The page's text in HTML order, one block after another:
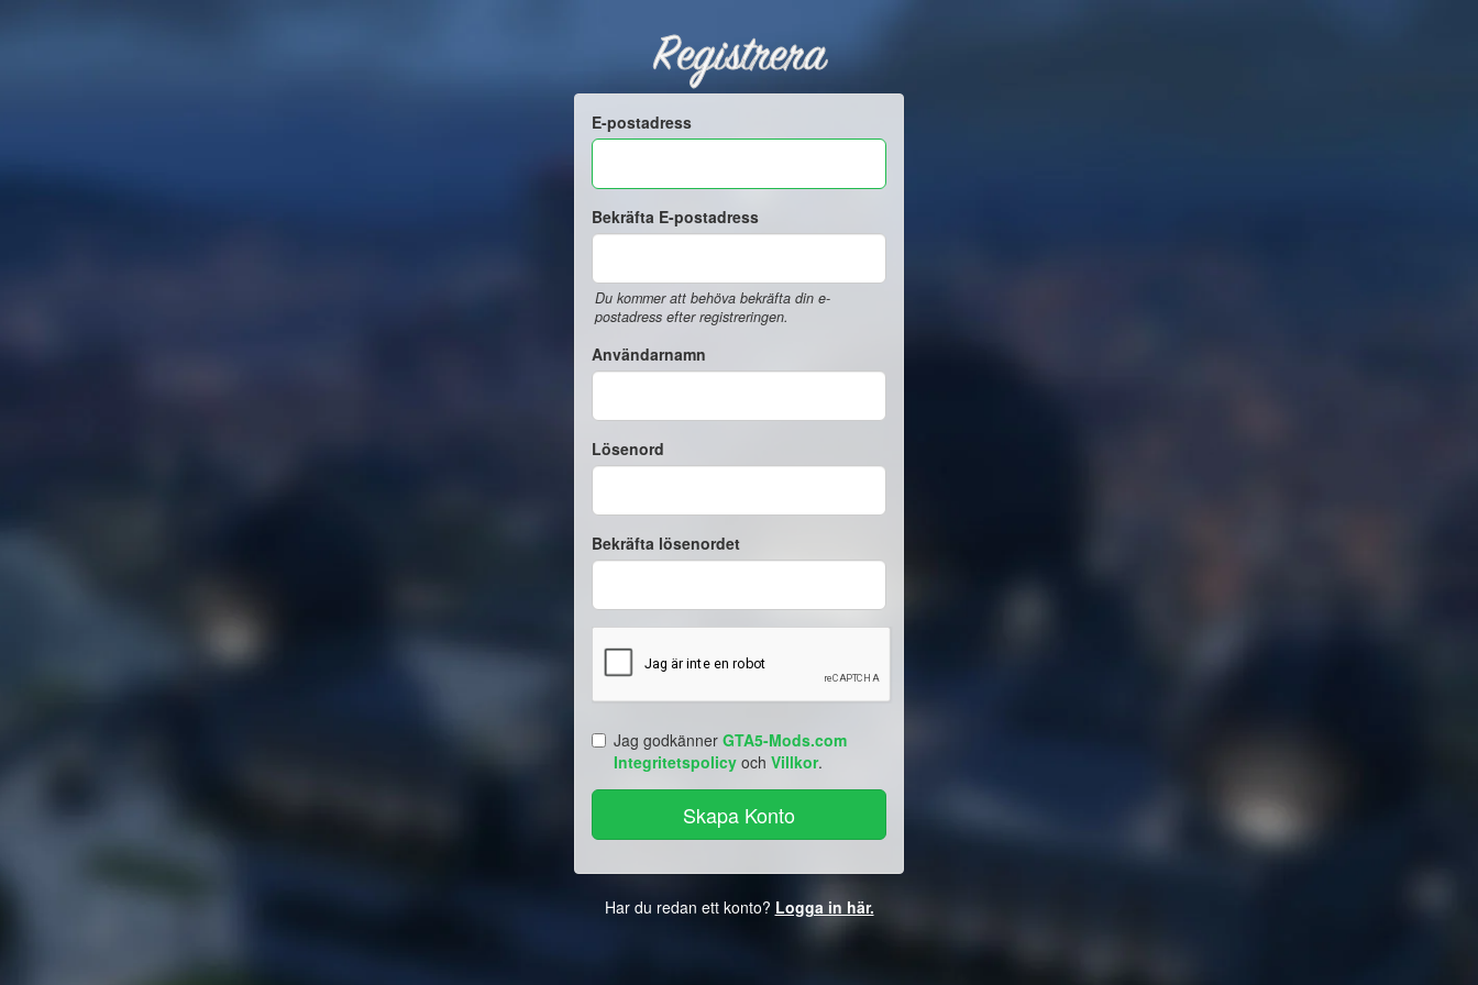
Registrera
E-postadress
Bekräfta E-postadress
Du kommer att behöva bekräfta din e-
postadress efter registreringen.
Användarnamn
Lösenord
Bekräfta lösenordet
Jag godkänner GTA5-Mods.com
Integritetspolicy och Villkor.
Har du redan ett konto? Logga in här.